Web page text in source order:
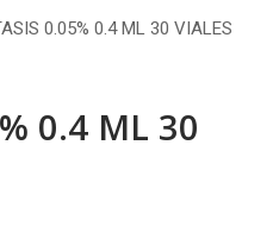
0.05% 0.4 ML 30 VIALES
0.4 ML 30